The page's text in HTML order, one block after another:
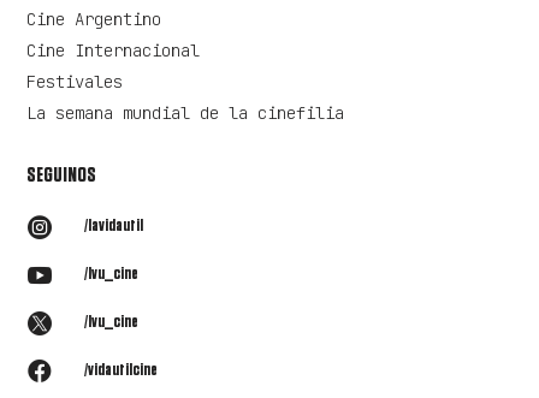
Cine Argentino
Cine Internacional
Festivales
La semana mundial de la cinefilia
SEGUINOS
 /lavidautil
 /lvu_cine
 /lvu_cine
 /vidautilcine